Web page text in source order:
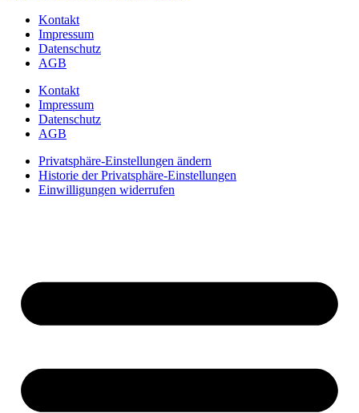
Kontakt
Impressum
Datenschutz
AGB
Kontakt
Impressum
Datenschutz
AGB
Privatsphäre-Einstellungen ändern
Historie der Privatsphäre-Einstellungen
Einwilligungen widerrufen